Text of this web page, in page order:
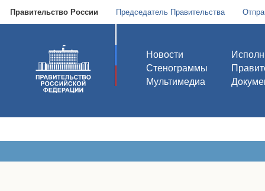
Правительство России Председатель Правительства
Новости
Стенограммы
Мультимедиа